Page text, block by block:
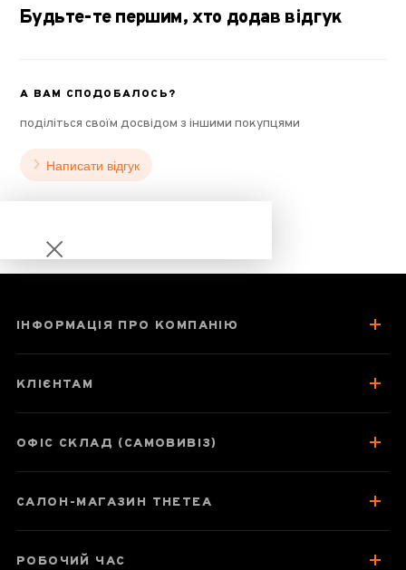
Будьте-те першим, хто додав відгук
А ВАМ СПОДОБАЛОСЬ?
поділіться своїм досвідом з іншими покупцями
Написати відгук
Чашка-заварник
Колекція подібних товарів
Відгуки чаєманів
ІНФОРМАЦІЯ ПРО КОМПАНІЮ
КЛІЄНТАМ
ОФІС СКЛАД (САМОВИВІЗ)
САЛОН-МАГАЗИН THETEA
РОБОЧИЙ ЧАС